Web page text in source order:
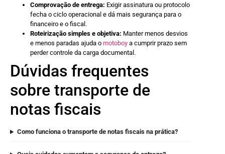
Comprovação de entrega: Exigir assinatura ou protocolo
fecha o ciclo operacional e dá mais segurança para o
financeiro e o fiscal.
Roteirização simples e objetiva: Manter menos desvios
e menos paradas ajuda o motoboy a cumprir prazo sem
perder controle da carga documental.
Dúvidas frequentes
sobre transporte de
notas fiscais
Como funciona o transporte de notas fiscais na prática?